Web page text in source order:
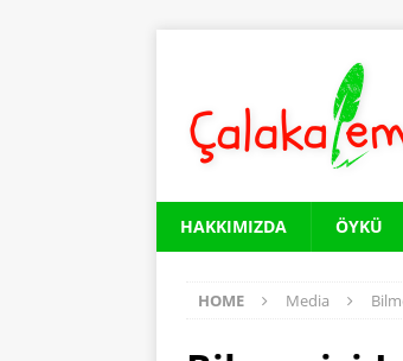
HAKKIMIZDA ÖYKÜ
HOME Media